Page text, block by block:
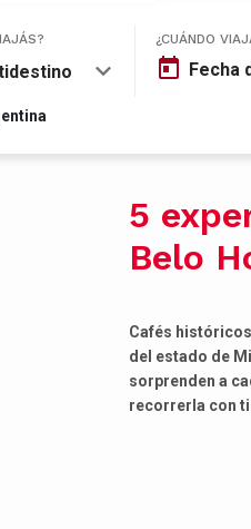
¿CUÁNDO
Fecha
5
Belo
Cafés
del estado de
sorprenden a
recorrerla con